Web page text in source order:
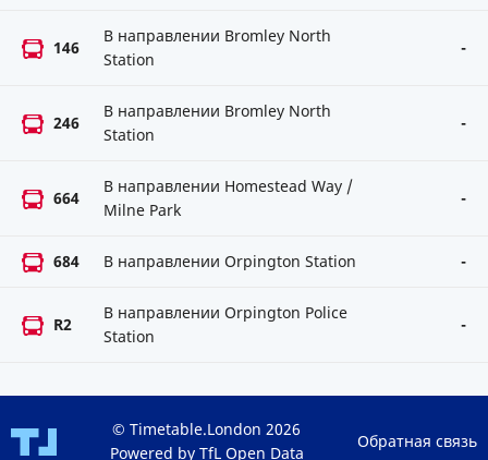
146
В направлении Bromley North
Station
-
246
В направлении Bromley North
Station
-
664
В направлении Homestead Way /
Milne Park
-
684 В направлении Orpington Station -
R2
В направлении Orpington Police
Station
-
© Timetable.London 2026
Powered by TfL Open Data
Обратная связь